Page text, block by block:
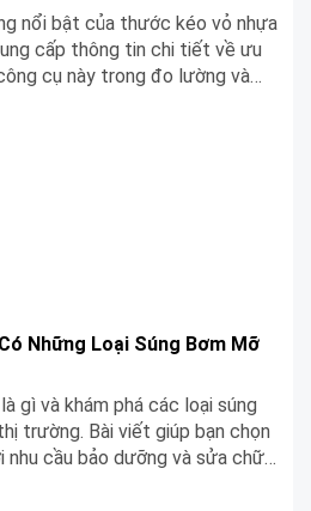
nổi bật của thước kéo vỏ nhựa
cấp thông tin chi tiết về ưu
cụ này trong đo lường và
Những Loại Súng Bơm Mỡ
gì và khám phá các loại súng
trường. Bài viết giúp bạn chọn
nhu cầu bảo dưỡng và sửa chữa